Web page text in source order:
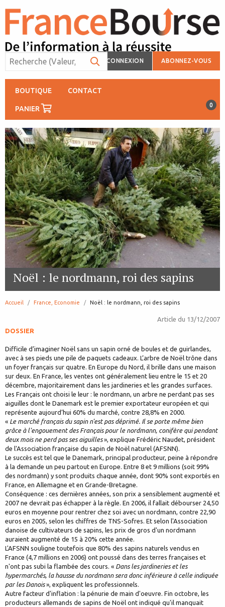
CONNEXION ABONNEZ-VOUS
BOUTIQUE CONTACT
PANIER 0
Noël : le nordmann, roi des sapins
Accueil France, Economie page:
Noël : le nordmann, roi des sapins
Article du 13/12/2007
DOSSIER
Difficile d’imaginer Noël sans un sapin orné de boules et de guirlandes,
avec à ses pieds une pile de paquets cadeaux. L’arbre de Noël trône dans
un foyer français sur quatre. En Europe du Nord, il brille dans une maison
sur deux. En France, les ventes ont généralement lieu entre le 15 et 20
décembre, majoritairement dans les jardineries et les grandes surfaces.
Les Français ont choisi le leur : le nordmann, un arbre ne perdant pas ses
aiguilles dont le Danemark est le premier exportateur européen et qui
représente aujourd’hui 60% du marché, contre 28,8% en 2000.
« Le marché français du sapin n'est pas déprimé. Il se porte même bien
grâce à l'engouement des Français pour le nordmann, conifère qui pendant
deux mois ne perd pas ses aiguilles», explique Frédéric Naudet, président
de l'Association française du sapin de Noël naturel (AFSNN).
Le succès est tel que le Danemark, principal producteur, peine à répondre
à la demande un peu partout en Europe. Entre 8 et 9 millions (soit 99%
des nordmann) y sont produits chaque année, dont 90% sont exportés en
France, en Allemagne et en Grande-Bretagne.
Conséquence : ces dernières années, son prix a sensiblement augmenté et
2007 ne devrait pas échapper à la règle. En 2006, il fallait débourser 24,50
euros en moyenne pour rentrer chez soi avec un nordmann, contre 22,90
euros en 2005, selon les chiffres de TNS-Sofres. Et selon l'Association
danoise de cultivateurs de sapins, les prix de gros d'un nordmann
auraient augmenté de 15 à 20% cette année.
L'AFSNN souligne toutefois que 80% des sapins naturels vendus en
France (4,7 millions en 2006) ont poussé dans des terres françaises et
n'ont pas subi la flambée des cours. « Dans les jardineries et les
hypermarchés, la hausse du nordmann sera donc inférieure à celle indiquée
par les Danois», expliquent les professionnels.
Autre facteur d'inflation : la pénurie de main d'oeuvre. Fin octobre, les
producteurs allemands de sapins de Noël ont indiqué qu'il manquait